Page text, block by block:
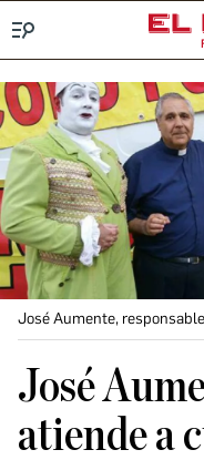
José Aumente,
José
atiende a